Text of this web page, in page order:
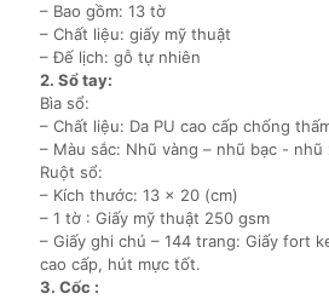
– Bao gồm: 13 tờ
– Chất liệu: giấy mỹ thuật
– Đế lịch: gỗ tự nhiên
2. Sổ tay:
Bìa sổ:
– Chất liệu: Da PU cao cấp chống
– Màu sắc: Nhũ vàng – nhũ bạc - nhũ
Ruột sổ:
– Kích thước: 13 x 20 (cm)
– 1 tờ : Giấy mỹ thuật 250 gsm
– Giấy ghi chú – 144 trang: Giấy fort
cao cấp, hút mực tốt.
3. Cốc :